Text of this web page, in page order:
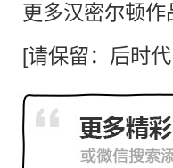
更多汉密尔顿作
[请保留： 后时代